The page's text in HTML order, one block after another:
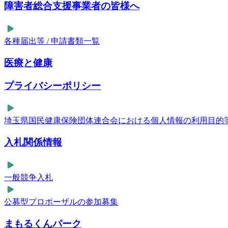
障害者総合支援事業者の皆様へ
各種届出等 / 申請書類一覧
医療と健康
プライバシーポリシー
埼玉県国民健康保険団体連合会における個人情報の利用目的
入札関係情報
一般競争入札
公募型プロポーザルの参加募集
まもるくんパーク